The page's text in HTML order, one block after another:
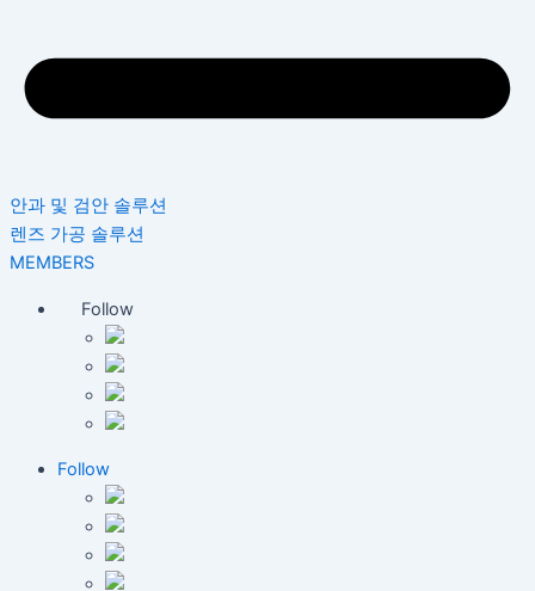
안과 및 검안 솔루션
렌즈 가공 솔루션
MEMBERS
Follow
Follow